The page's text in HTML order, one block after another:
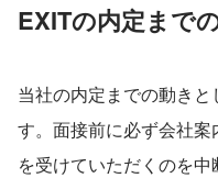
EXITの内定まで
当社の内定までの動き
す。面接前に必ず会社
を受けていただくのを